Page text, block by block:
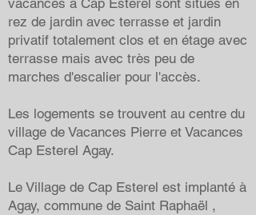
vacances à Cap Esterel sont situés en
rez de jardin avec terrasse et jardin
privatif totalement clos et en étage avec
terrasse mais avec très peu de
marches d'escalier pour l'accès.
Les logements se trouvent au centre du
village de Vacances Pierre et Vacances
Cap Esterel Agay.
Le Village de Cap Esterel est implanté à
Agay, commune de Saint Raphaël ,